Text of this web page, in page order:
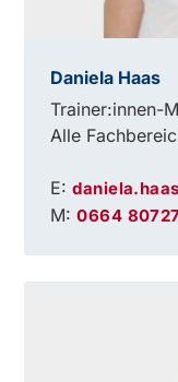
Daniela Haas
Trainer:innen-
Alle
E:
M:0664